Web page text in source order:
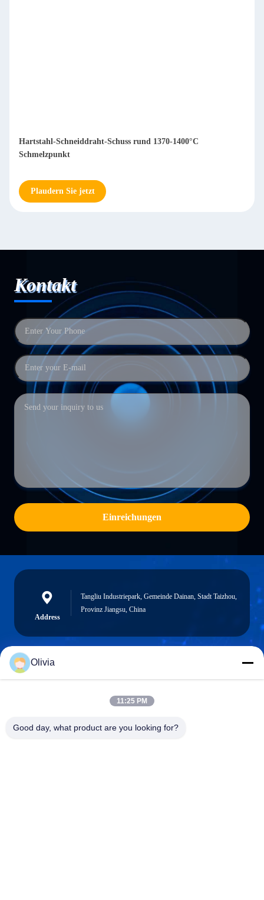
Hartstahl-Schneiddraht-Schuss rund 1370-1400°C
Schmelzpunkt
Plaudern Sie jetzt
Kontakt
Einreichungen
Address
Tangliu Industriepark, Gemeinde Dainan, Stadt Taizhou,
Provinz Jiangsu, China
info@longlivedmetal.com
Olivia
11:25 PM
Good day, what product are you looking for?